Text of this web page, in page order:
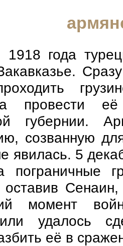
1918 года
провести
губернии.
созванную
явилась. 5
пограничные
оставив
момент
удалось
её в